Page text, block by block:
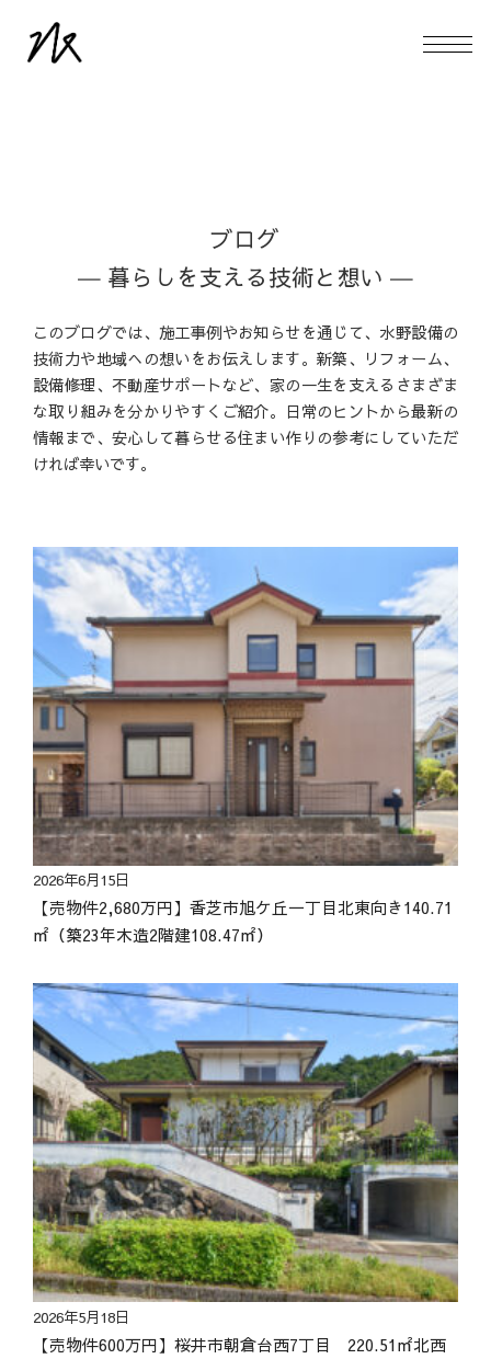
ブログ
― 暮らしを支える技術と想い ―
このブログでは、施工事例やお知らせを通じて、水野設備の
技術力や地域への想いをお伝えします。新築、リフォーム、
設備修理、不動産サポートなど、家の一生を支えるさまざま
な取り組みを分かりやすくご紹介。日常のヒントから最新の
情報まで、安心して暮らせる住まい作りの参考にしていただ
ければ幸いです。
2026年6月15日
【売物件2,680万円】香芝市旭ケ丘一丁目北東向き140.71
㎡（築23年木造2階建108.47㎡）
2026年5月18日
【売物件600万円】桜井市朝倉台西7丁目 220.51㎡北西